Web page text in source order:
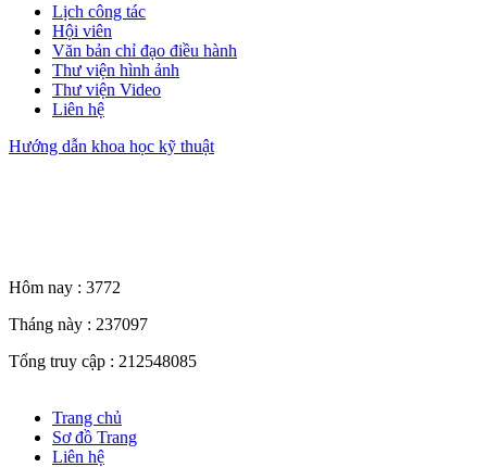
Lịch công tác
Hội viên
Văn bản chỉ đạo điều hành
Thư viện hình ảnh
Thư viện Video
Liên hệ
Hướng dẫn khoa học kỹ thuật
Hôm nay : 3772
Tháng này : 237097
Tổng truy cập : 212548085
Trang chủ
Sơ đồ Trang
Liên hệ